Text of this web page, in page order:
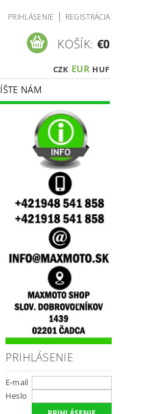
PRIHLÁSENIE | REGISTRÁCIA
CZK EUR HUF
KOŠÍK: €0
NÁM
PRIHLÁSENIE
E-mail
Heslo